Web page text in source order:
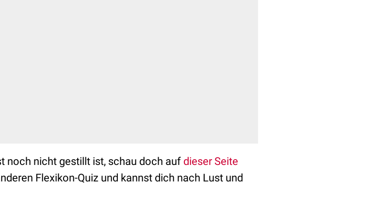
noch nicht gestillt ist, schau doch auf dieser Seite
Flexikon-Quiz und kannst dich nach Lust und